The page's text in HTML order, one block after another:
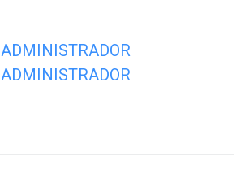
ADMINISTRADOR
ADMINISTRADOR